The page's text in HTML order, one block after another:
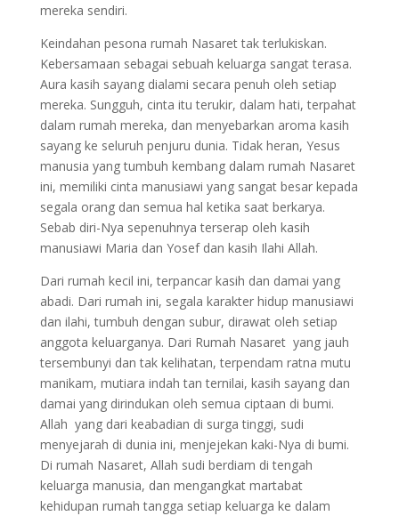
mereka sendiri.
Keindahan pesona rumah Nasaret tak terlukiskan.
Kebersamaan sebagai sebuah keluarga sangat terasa.
Aura kasih sayang dialami secara penuh oleh setiap
mereka. Sungguh, cinta itu terukir, dalam hati, terpahat
dalam rumah mereka, dan menyebarkan aroma kasih
sayang ke seluruh penjuru dunia. Tidak heran, Yesus
manusia yang tumbuh kembang dalam rumah Nasaret
ini, memiliki cinta manusiawi yang sangat besar kepada
segala orang dan semua hal ketika saat berkarya.
Sebab diri-Nya sepenuhnya terserap oleh kasih
manusiawi Maria dan Yosef dan kasih Ilahi Allah.
Dari rumah kecil ini, terpancar kasih dan damai yang
abadi. Dari rumah ini, segala karakter hidup manusiawi
dan ilahi, tumbuh dengan subur, dirawat oleh setiap
anggota keluarganya. Dari Rumah Nasaret yang jauh
tersembunyi dan tak kelihatan, terpendam ratna mutu
manikam, mutiara indah tan ternilai, kasih sayang dan
damai yang dirindukan oleh semua ciptaan di bumi.
Allah yang dari keabadian di surga tinggi, sudi
menyejarah di dunia ini, menjejekan kaki-Nya di bumi.
Di rumah Nasaret, Allah sudi berdiam di tengah
keluarga manusia, dan mengangkat martabat
kehidupan rumah tangga setiap keluarga ke dalam